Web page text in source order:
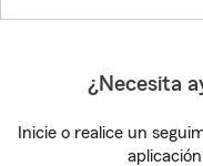
¿Necesita
Inicie o realice un